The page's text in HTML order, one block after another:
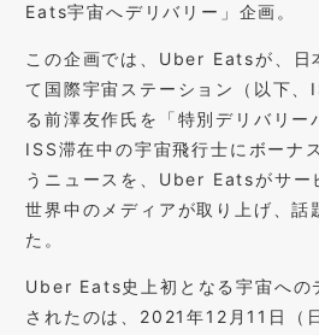
Eats宇宙へデリバリー」企画。
この企画では、Uber Eatsが、日
て国際宇宙ステーション（以下、
る前澤友作氏を「特別デリバリー
ISS滞在中の宇宙飛行士にボーナ
うニュースを、Uber Eatsがサー
世界中のメディアが取り上げ、話
た。
Uber Eats史上初となる宇宙への
されたのは、2021年12月11日（